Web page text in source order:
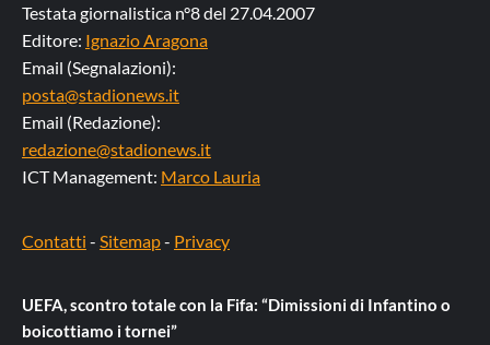
Testata giornalistica n°8 del 27.04.2007
Editore: Ignazio Aragona
Email (Segnalazioni):
posta@stadionews.it
Email (Redazione):
redazione@stadionews.it
ICT Management: Marco Lauria
Contatti - Sitemap- Privacy
UEFA, scontro totale con la Fifa: “Dimissioni di Infantino o
boicottiamo i tornei”